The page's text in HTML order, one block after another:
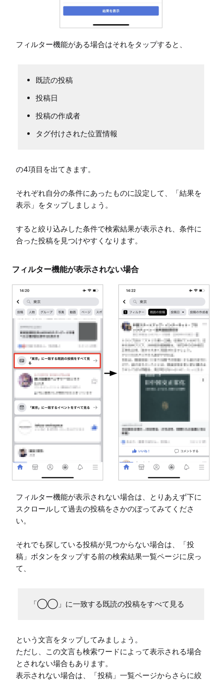
フィルター機能がある場合はそれをタップすると、
既読の投稿
投稿日
投稿の作成者
タグ付けされた位置情報
の4項目を出てきます。
それぞれ自分の条件にあったものに設定して、「結果を
表示」をタップしましょう。
すると絞り込みした条件で検索結果が表示され、条件に
合った投稿を見つけやすくなります。
フィルター機能が表示されない場合
フィルター機能が表示されない場合は、とりあえず下に
スクロールして過去の投稿をさかのぼってみてくださ
い。
それでも探している投稿が見つからない場合は、「投
稿」ボタンをタップする前の検索結果一覧ページに戻っ
て、
「◯◯」に一致する既読の投稿をすべて見る
という文言をタップしてみましょう。
ただし、この文言も検索ワードによって表示される場合
とされない場合もあります。
表示されない場合は、「投稿」一覧ページからさらに絞